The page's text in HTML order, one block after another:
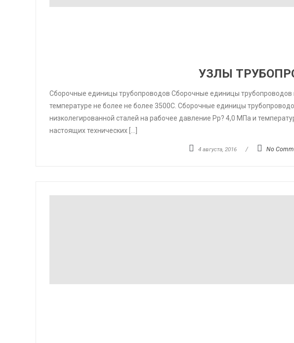
УЗЛЫ
Сборочные единицы трубопроводов Сборочные единицы
температуре не более не более 3500С. Сборочные единицы
низколегированной сталей на рабочее давление Рр? 4,0 МПа и
настоящих технических […]
4 августа, 2016 / No